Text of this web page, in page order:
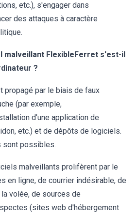
etc.), s'engager dans
des attaques à caractère
malveillant FlexibleFerret s'est-il
?
propagé par le biais de faux
(par exemple,
d'une application de
etc.) et de dépôts de logiciels.
sont possibles.
malveillants prolifèrent par le
en ligne, de courrier indésirable, de
volée, de sources de
(sites web d'hébergement